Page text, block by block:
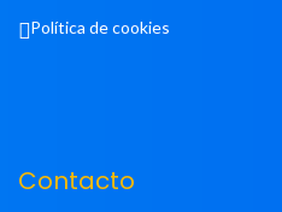
Política de cookies
Contacto